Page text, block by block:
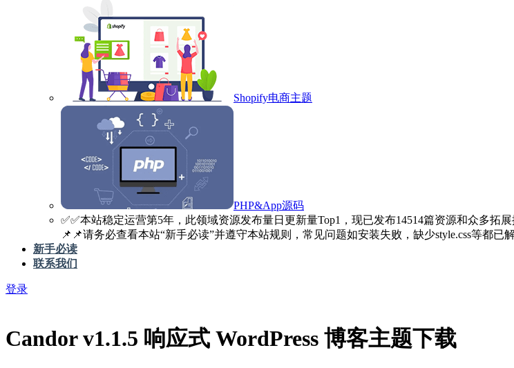
Shopify电商主题
PHP&App源码
✅️✅️本站稳定运营第5年，此领域资源发布量日更新量Top1，现已发布14514篇资源和众多拓
📌📌请务必查看本站“新手必读”并遵守本站规则，常见问题如安装失败，缺少style.css等都已解
新手必读
联系我们
登录
Candor v1.1.5 响应式 WordPress 博客主题下载